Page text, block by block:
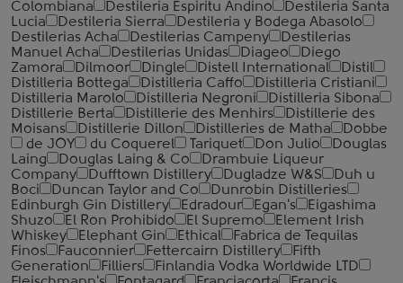
Colombiana
Destileria Espiritu Andino
Destileria Santa
Lucia
Destileria Sierra
Destileria y Bodega Abasolo
Destilerias Acha
Destilerias Campeny
Destilerias
Manuel Acha
Destilerias Unidas Diageo
Diego
Zamora
Dilmoor Dingle Distell International
Distil
Distilleria Bottega
Distilleria Caffo
Distilleria Cristiani
Distilleria Marolo
Distilleria Negroni
Distilleria Sibona
Distillerie Berta
Distillerie des Menhirs
Distillerie des
Moisans
Distillerie Dillon Distilleries de Matha
Dobbe
de JOY
du Coquerel Tariquet Don Julio
Douglas
Laing
Douglas Laing & Co
Drambuie Liqueur
Company
Dufftown Distillery Dugladze W&S
Duh u
Boci
Duncan Taylor and Co
Dunrobin Distilleries
Edinburgh Gin Distillery
Edradour Egan's
Eigashima
Shuzo
El Ron Prohibido El Supremo
Element Irish
Whiskey
Elephant Gin Ethical
Fabrica de Tequilas
Finos
Fauconnier Fettercairn Distillery
Fifth
Generation
Filliers
Finlandia Vodka Worldwide LTD